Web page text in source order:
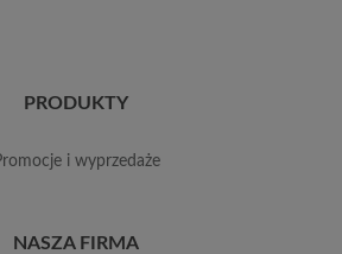
PRODUKTY
promocje i wyprzedaże
NASZA FIRMA